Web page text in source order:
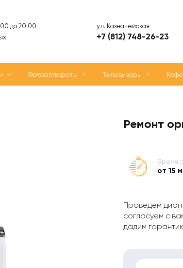
до 20:00
ул. Казначейская
+7 (812) 748-26-23
Фотоаппараты Телевизоры
Ремонт
Время
от 15
Проведем
согласуем с
дадим